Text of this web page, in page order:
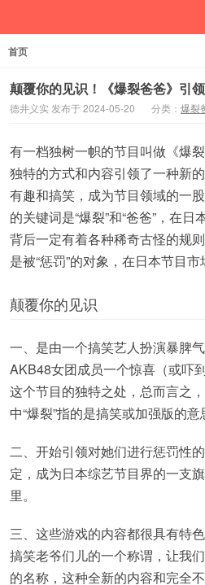
首页
颠覆你的见识！《爆裂爸爸》引
德井义实 发布于 2024-05-20 分类： 爆裂
有一档独树一帜的节目叫做《爆
独特的方式和内容引领了一种新
有趣和搞笑，成为节目领域的一
的关键词是“爆裂”和“爸爸”，在
背后一定有着各种稀奇古怪的规
是被“惩罚”的对象，在日本节目市
颠覆你的见识
一、是由一个搞笑艺人扮演暴脾
AKB48女团成员一个惊喜（或吓
这个节目的独特之处，总而言之
中“爆裂”指的是搞笑或加强版的意
二、开始引领对她们进行惩罚性
定，成为日本综艺节目界的一支
里。
三、这些游戏的内容都很具有特
搞笑老爷们儿的一个称谓，让我
的名称，这种全新的内容和完全不